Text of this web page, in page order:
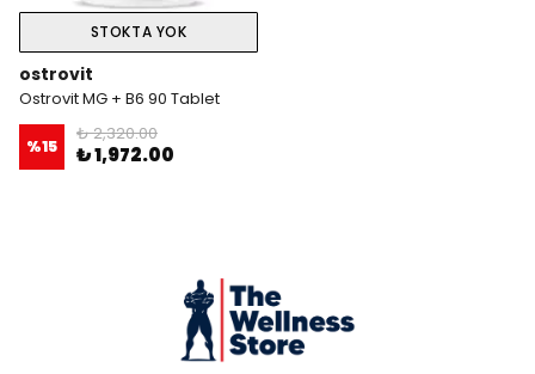
STOKTA YOK
ostrovit
Ostrovit MG + B6 90 Tablet
%15
₺ 2,320.00
₺ 1,972.00